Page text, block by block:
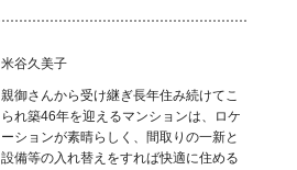
米谷久美子
親御さんから受け継ぎ長年住み続けてこ
られ築46年を迎えるマンションは、ロケ
ーションが素晴らしく、間取りの一新と
設備等の入れ替えをすれば快適に住める